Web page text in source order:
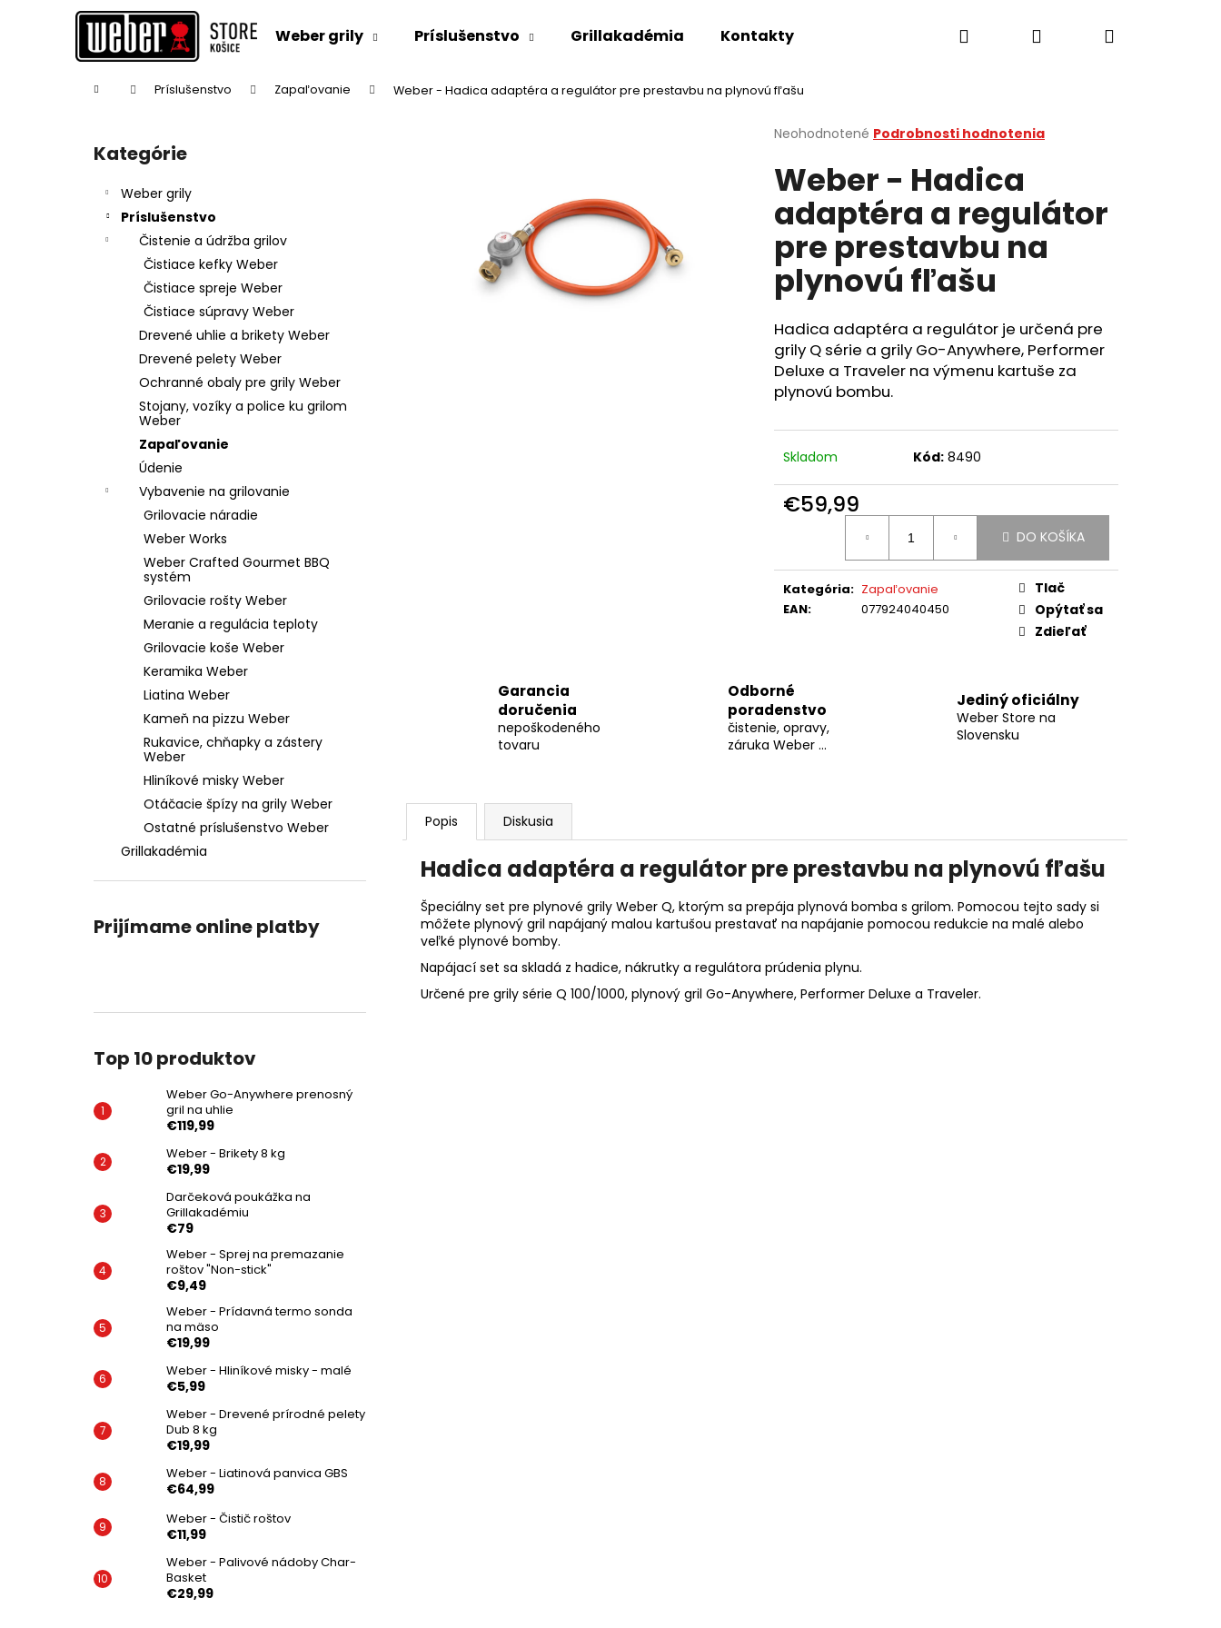
Weber grily Príslušenstvo Grillakadémia Kontakty Hľadať PrihlásenieNákupný
Domov Príslušenstvo Zapaľovanie Weber - Hadica adaptéra a regulátor pre prestavbu na plynovú fľašu
Preskočiť
kategórie
Kategórie
Weber grily
Príslušenstvo
Čistenie a údržba grilov
Čistiace kefky Weber
Čistiace spreje Weber
Čistiace súpravy Weber
Drevené uhlie a brikety Weber
Drevené pelety Weber
Ochranné obaly pre grily Weber
Stojany, vozíky a police ku grilom
Weber
Zapaľovanie
Údenie
Vybavenie na grilovanie
Grilovacie náradie
Weber Works
Weber Crafted Gourmet BBQ
systém
Grilovacie rošty Weber
Meranie a regulácia teploty
Grilovacie koše Weber
Keramika Weber
Liatina Weber
Kameň na pizzu Weber
Rukavice, chňapky a zástery
Weber
Hliníkové misky Weber
Otáčacie špízy na grily Weber
Ostatné príslušenstvo Weber
Grillakadémia
Prijímame online platby
Top 10 produktov
Weber Go-Anywhere prenosný
gril na uhlie
€119,99
Weber - Brikety 8 kg
€19,99
Darčeková poukážka na
Grillakadémiu
€79
Weber - Sprej na premazanie
roštov "Non-stick"
€9,49
Weber - Prídavná termo sonda
na mäso
€19,99
Weber - Hliníkové misky - malé
€5,99
Weber - Drevené prírodné pelety
Dub 8 kg
€19,99
Weber - Liatinová panvica GBS
€64,99
Weber - Čistič roštov
€11,99
Weber - Palivové nádoby Char-
Basket
€29,99
Priemerné
produktu
je
z
5
hviezdičiek.
Neohodnotené Podrobnosti hodnotenia
Weber - Hadica
adaptéra a regulátor
pre prestavbu na
plynovú fľašu
Hadica adaptéra a regulátor je určená pre
grily Q série a grily Go-Anywhere, Performer
Deluxe a Traveler na výmenu kartuše za
plynovú bombu.
Skladom Kód: 8490
€59,99
Jednotková
DO KOŠÍKA
Kategória: Zapaľovanie
EAN: 077924040450
Tlač
Opýtať sa
Zdieľať
Garancia
doručenia
nepoškodeného
tovaru
Odborné
poradenstvo
čistenie, opravy,
záruka Weber ...
Jediný oficiálny
Weber Store na
Slovensku
Popis Diskusia
Hadica adaptéra a regulátor pre prestavbu na plynovú fľašu
Špeciálny set pre plynové grily Weber Q, ktorým sa prepája plynová bomba s grilom. Pomocou tejto sady si
môžete plynový gril napájaný malou kartušou prestavať na napájanie pomocou redukcie na malé alebo
veľké plynové bomby.
Napájací set sa skladá z hadice, nákrutky a regulátora prúdenia plynu.
Určené pre grily série Q 100/1000, plynový gril Go-Anywhere, Performer Deluxe a Traveler.
Späť
Späť
Čo potrebujete nájsť?
Odporúčame
Nasledujúce
WEBER GO-ANYWHERE PRENOSNÝ GRIL
NA UHLIE
€119,99
GRILLAKADÉMIU